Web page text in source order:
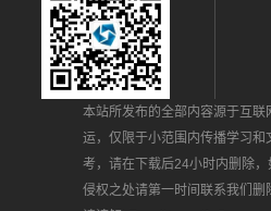
本站所发布的全部内容源于互联
运，仅限于小范围内传播学习和
考，请在下载后24小时内删除，
侵权之处请第一时间联系我们删